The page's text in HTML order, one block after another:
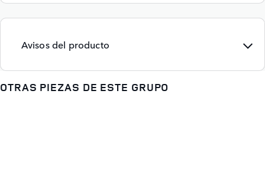
Avisos del producto
OTRAS PIEZAS DE ESTE GRUPO